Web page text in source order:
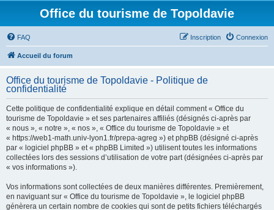
Office du tourisme de Topoldavie
FAQ Connexion
Inscription
Accueil du forum
Office du tourisme de Topoldavie - Politique de
confidentialité
Cette politique de confidentialité explique en détail comment « Office du
tourisme de Topoldavie » et ses partenaires affiliés (désignés ci-après par
« nous », « notre », « nos », « Office du tourisme de Topoldavie » et
« https://web1-math.univ-lyon1.fr/prepa-agreg ») et phpBB (désigné ci-après
par « logiciel phpBB » et « phpBB Limited ») utilisent toutes les informations
collectées lors des sessions d’utilisation de votre part (désignées ci-après par
« vos informations »).
Vos informations sont collectées de deux manières différentes. Premièrement,
en naviguant sur « Office du tourisme de Topoldavie », le logiciel phpBB
génèrera un certain nombre de cookies qui sont de petits fichiers téléchargés